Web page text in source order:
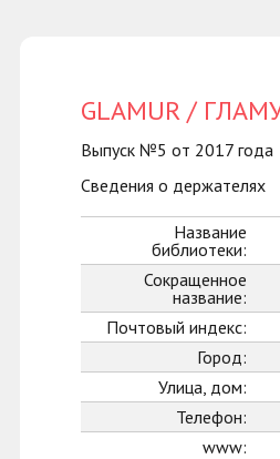
GLAMUR /
Выпуск №5 от 2017 года
Сведения о держателях
Название
библиотеки:
Сокращенное
название:
Почтовый индекс:
Город:
Улица, дом:
Телефон:
www: